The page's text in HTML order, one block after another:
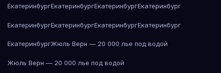
ЕкатеринбургЕкатеринбургЕкатеринбургЕкатеринбург
ЕкатеринбургЕкатеринбургЕкатеринбургЕкатеринбург
ЕкатеринбургЖюль Верн — 20 000 лье под водой
Жюль Верн — 20 000 лье под водой